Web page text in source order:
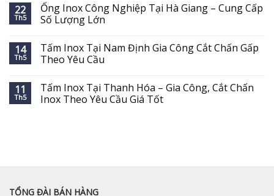
22
Th5
Ống Inox Công Nghiệp Tại Hà Giang – Cung Cấp
Số Lượng Lớn
14
Th5
Tấm Inox Tại Nam Định Gia Công Cắt Chấn Gấp
Theo Yêu Cầu
11
Th5
Tấm Inox Tại Thanh Hóa – Gia Công, Cắt Chấn
Inox Theo Yêu Cầu Giá Tốt
TỔNG ĐÀI BÁN HÀNG